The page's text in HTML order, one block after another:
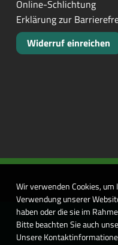
Online-Schlichtung
Erklärung zur
Widerruf einreichen
Wir verwenden Cookies,
Verwendung unserer
haben oder die sie im
Bitte beachten Sie auch
Unsere